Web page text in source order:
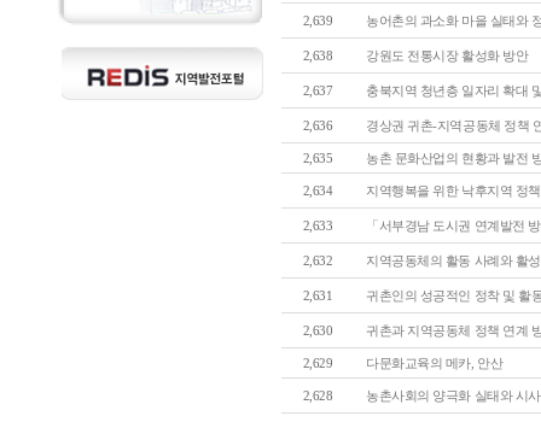
2,639 농어촌의 과소화 마을 실태와
2,638 강원도 전통시장 활성화 방안
2,637 충북지역 청년층 일자리 확대
2,636 경상권 귀촌-지역공동체 정책
2,635 농촌 문화산업의 현황과 발전
2,634 지역행복을 위한 낙후지역 정
2,633 「서부경남 도시권 연계발전
2,632 지역공동체의 활동 사례와 활
2,631 귀촌인의 성공적인 정착 및 활
2,630 귀촌과 지역공동체 정책 연계
2,629 다문화교육의 메카, 안산
2,628 농촌사회의 양극화 실태와 시